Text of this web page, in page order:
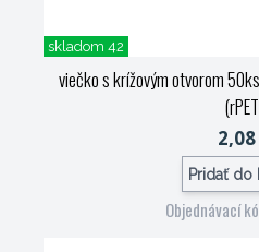
skladom 42
viečko s krížovým otvorom
Pridať do
Objednávací